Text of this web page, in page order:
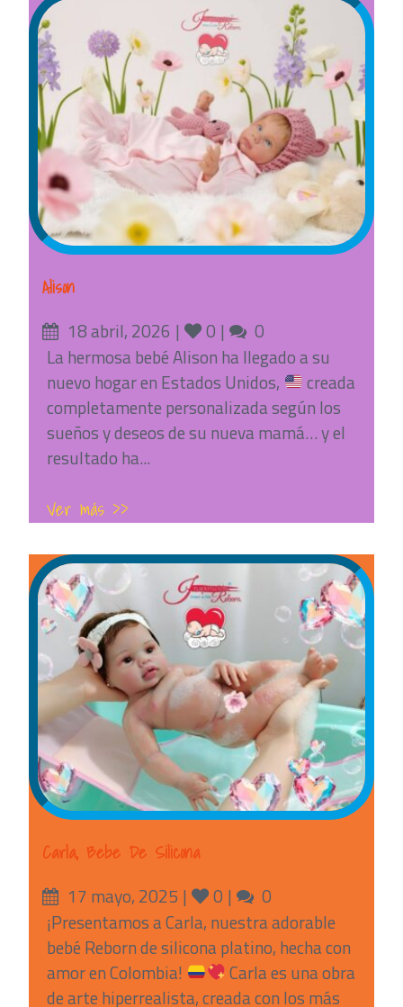
Alison
Posted
on
18 abril, 2026 Likes
0 Comments
0
La hermosa bebé Alison ha llegado a su
nuevo hogar en Estados Unidos,
creada
completamente personalizada según los
sueños y deseos de su nueva mamá… y el
resultado ha...
Ver más >>
Carla, Bebe De Silicona
Posted
on
17 mayo, 2025 Likes
0 Comments
0
¡Presentamos a Carla, nuestra adorable
bebé Reborn de silicona platino, hecha con
amor en Colombia!
Carla es una obra
de arte hiperrealista, creada con los más